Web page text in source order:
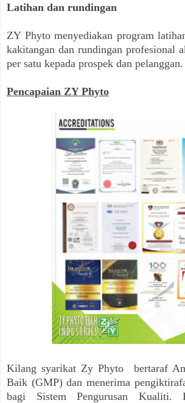
Latihan dan rundingan
ZY Phyto menyediakan program
kakitangan dan rundingan profesional
per satu kepada prospek dan pelanggan.
Pencapaian ZY Phyto
Kilang syarikat Zy Phyto
bertaraf
Baik (GMP) dan menerima
bagi Sistem Pengurusan Kualiti.